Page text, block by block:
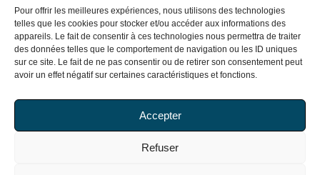
Pour offrir les meilleures expériences, nous utilisons des technologies
telles que les cookies pour stocker et/ou accéder aux informations des
appareils. Le fait de consentir à ces technologies nous permettra de traiter
des données telles que le comportement de navigation ou les ID uniques
sur ce site. Le fait de ne pas consentir ou de retirer son consentement peut
avoir un effet négatif sur certaines caractéristiques et fonctions.
Accepter
Refuser
RESTEZ INFORMÉS !
Ne manquez pas nos actualités juridiques.
En soumettant ce formulaire, j’accepte que mes
informations soient utilisées exclusivement dans le cadre
de ma demande, conformément à la